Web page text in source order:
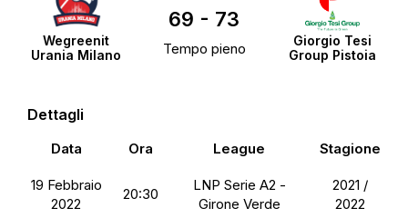
Wegreenit
Urania Milano
Giorgio Tesi
Group Pistoia
69 - 73
Tempo pieno
Dettagli
Data Ora League Stagione
19 Febbraio
2022
20:30
LNP Serie A2 -
Girone Verde
2021 /
2022